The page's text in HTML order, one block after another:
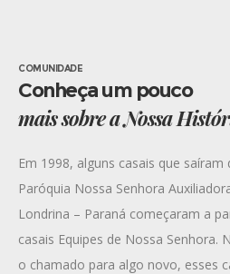
COMUNIDADE
Conheça um pouco
mais sobre a Nossa
Em 1998, alguns casais que
Paróquia Nossa Senhora
Londrina – Paraná começaram a
casais Equipes de Nossa Senhora.
o chamado para algo novo, esses